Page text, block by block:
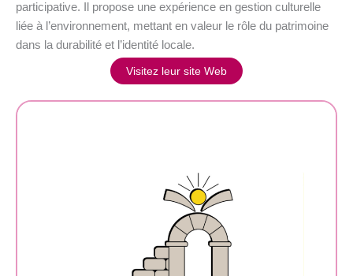
participative. Il propose une expérience en gestion culturelle
liée à l’environnement, mettant en valeur le rôle du patrimoine
dans la durabilité et l’identité locale.
Visitez leur site Web